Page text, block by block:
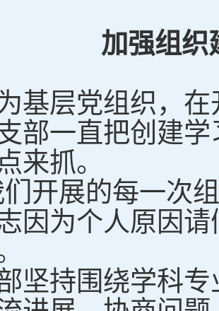
加强组织
层党组织，在
部一直把创建
来抓。
展的每一次组
因为个人原因
持围绕学科专